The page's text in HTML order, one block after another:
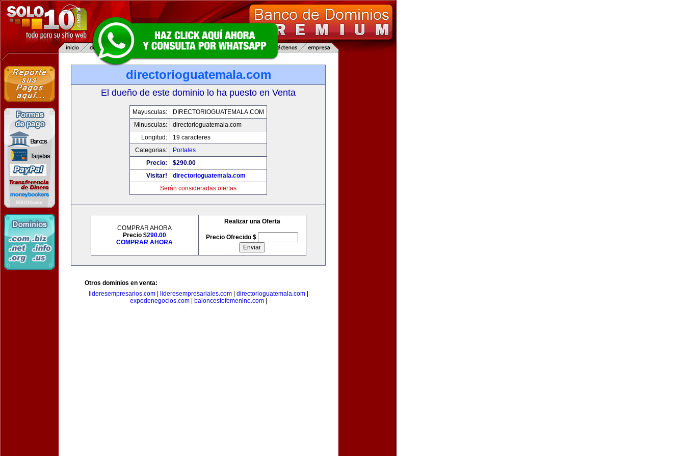
directorioguatemala.com
El dueño de este dominio lo ha puesto en Venta
Mayusculas:
DIRECTORIOGUATEMALA.COM
Minusculas:
directorioguatemala.com
Longitud:
19 caracteres
Categorias:
Portales
Precio:
$290.00
Visitar!
directorioguatemala.com
Serán consideradas ofertas
COMPRAR AHORA
Precio $290.00
COMPRAR AHORA
Realizar una Oferta
Precio Ofrecido $
Otros dominios en venta:
lideresempresarios.com| lideresempresariales.com| directorioguatemala.com|
expodenegocios.com| baloncestofemenino.com|